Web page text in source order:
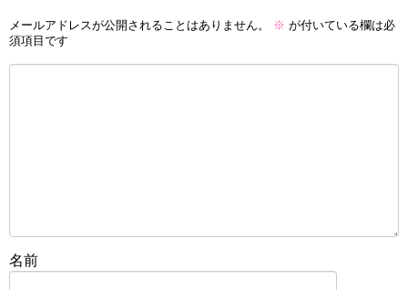
メールアドレスが公開されることはありません。 ※ が付いている欄は必
須項目です
名前